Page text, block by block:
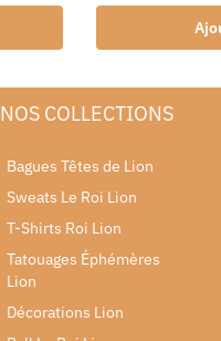
NOS COLLECTIONS
Bagues Têtes de Lion
Sweats Le Roi Lion
T-Shirts Roi Lion
Tatouages Éphémères
Lion
Décorations Lion